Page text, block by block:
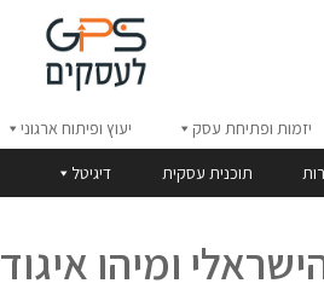
יזמות ופתיחת עסק יעוץ ופיתוח ארגוני
תוכנית עסקית דיגיטל
ומיהו איגוד